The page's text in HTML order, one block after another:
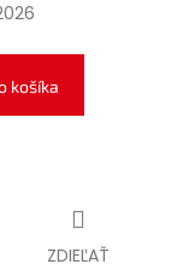
košíka
ZDIEĽAŤ